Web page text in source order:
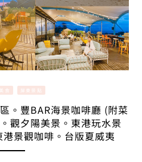
食 屏東景點
。豐BAR海景咖啡廳 (附菜
觀夕陽美景。東港玩水景
景觀咖啡。台版夏威夷